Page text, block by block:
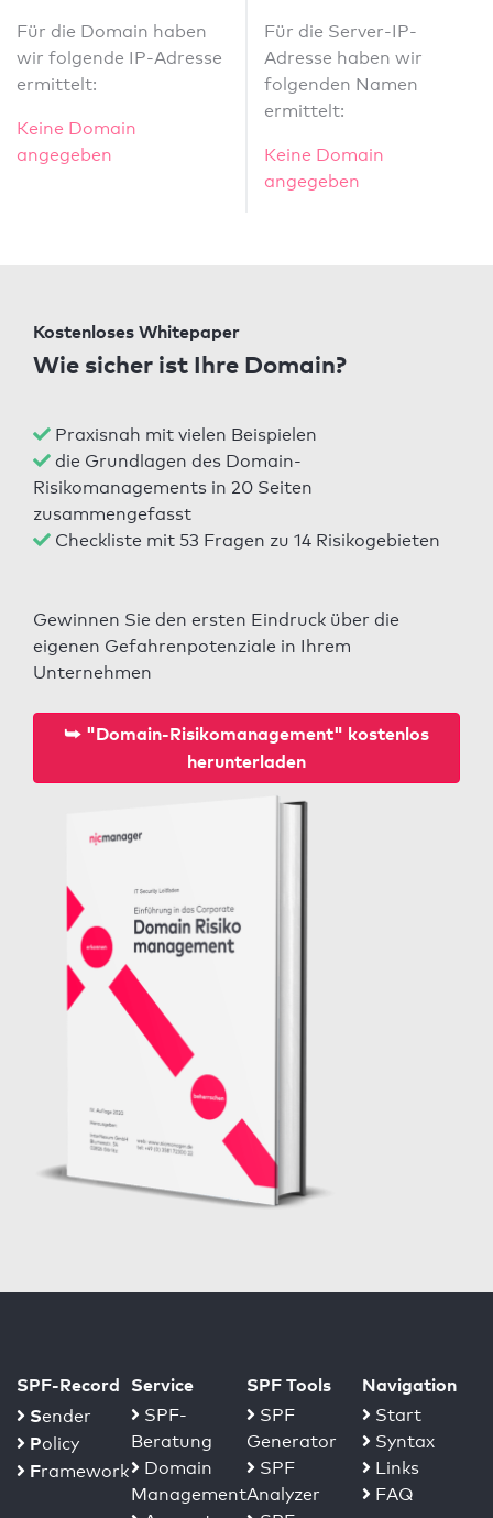
Für die Domain haben
wir folgende IP-Adresse
ermittelt:
Keine Domain
angegeben
Für die Server-IP-
Adresse haben wir
folgenden Namen
ermittelt:
Keine Domain
angegeben
Kostenloses Whitepaper
Wie sicher ist Ihre Domain?
Praxisnah mit vielen Beispielen
die Grundlagen des Domain-
Risikomanagements in 20 Seiten
zusammengefasst
Checkliste mit 53 Fragen zu 14 Risikogebieten
Gewinnen Sie den ersten Eindruck über die
eigenen Gefahrenpotenziale in Ihrem
Unternehmen
⮩ "Domain-Risikomanagement" kostenlos
herunterladen
SPF-Record
Sender
Policy
Framework
Service
SPF-
Beratung
Domain
Management
SPF Tools
SPF
Generator
SPF
Analyzer
Navigation
Start
Syntax
Links
FAQ